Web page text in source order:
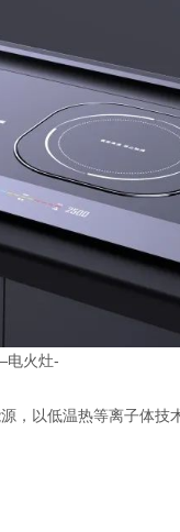
火灶-
，以低温热等离子体技